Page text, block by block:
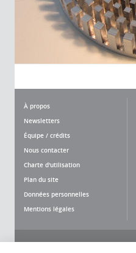
À propos
Newsletters
Équipe / crédits
Nous contacter
Charte d'utilisation
Plan du site
Données personnelles
Mentions légales